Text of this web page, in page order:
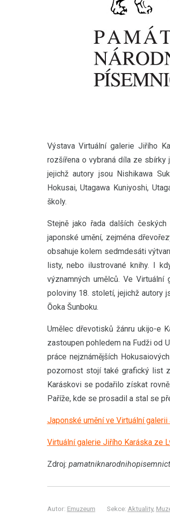
Výstava Virtuální galerie Jiřího
rozšířena o vybraná díla ze sbírky
jejichž autory jsou Nishikawa
Hokusai, Utagawa Kuniyoshi,
školy.
Stejně jako řada dalších
japonské umění, zejména
obsahuje kolem sedmdesáti
listy, nebo ilustrované knihy. I
významných umělců. Ve
poloviny 18. století, jejichž autory
Ōoka Šunboku.
Umělec dřevotisků žánru ukijo-e
zastoupen pohledem na Fudži od
práce nejznámějších
pozornost stojí také grafický list
Karáskovi se podařilo získat
Paříže, kde se prosadil a stal se
Japonské umění ve Virtuální
Virtuální galerie Jiřího Karáska ze
Zdroj:
Autor: Emuzeum Sekce: Aktuality,